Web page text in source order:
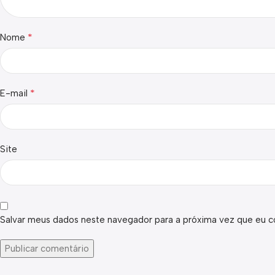
Nome *
E-mail *
Site
Salvar meus dados neste navegador para a próxima vez que eu